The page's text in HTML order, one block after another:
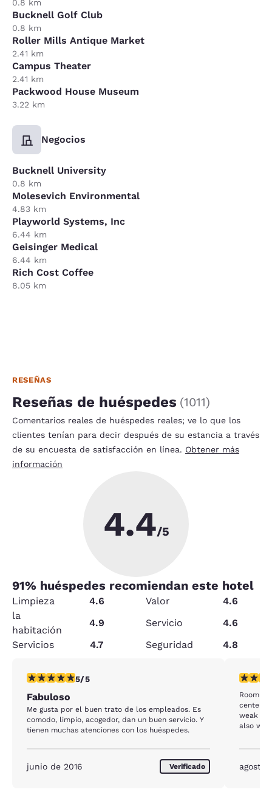
0.8 km
Bucknell Golf Club
0.8 km
Roller Mills Antique Market
2.41 km
Campus Theater
2.41 km
Packwood House Museum
3.22 km
Negocios
Bucknell University
0.8 km
Molesevich Environmental
4.83 km
Playworld Systems, Inc
6.44 km
Geisinger Medical
6.44 km
Rich Cost Coffee
8.05 km
RESEÑAS
Reseñas de huéspedes (1011)
Comentarios reales de huéspedes reales; ve lo que los
clientes tenían para decir después de su estancia a través
de su encuesta de satisfacción en línea. Obtener más
información
4.4/5
91% huéspedes recomiendan este hotel
Limpieza 4.6 Valor
4.6
la
habitación
4.9 Servicio
4.6
Servicios
4.7 Seguridad 4.8
calificación de 5 estrellas. Excepcional. 1 reseña
5/5
Fabuloso
Me gusta por el buen trato de los empleados. Es
comodo, limpio, acogedor, dan un buen servicio. Y
tienen muchas atenciones con los huéspedes.
junio de 2016 Verificado
Room
center
weak
also
agosto